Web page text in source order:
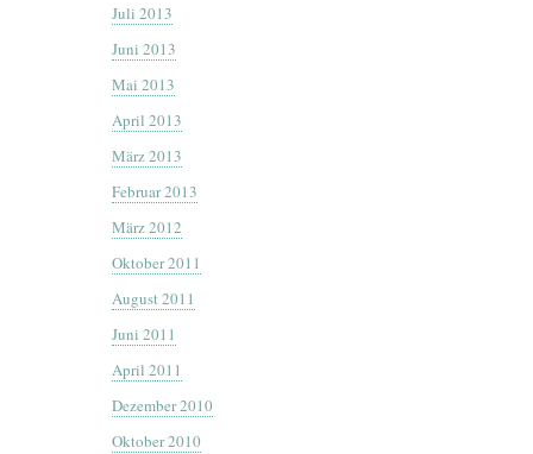
Juli 2013
Juni 2013
Mai 2013
April 2013
März 2013
Februar 2013
März 2012
Oktober 2011
August 2011
Juni 2011
April 2011
Dezember 2010
Oktober 2010